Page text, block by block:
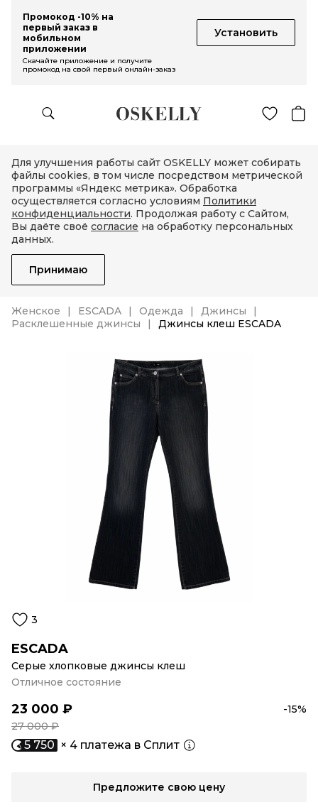
Промокод -10% на
первый заказ в
мобильном
приложении
Установить
Скачайте приложение и получите
промокод на свой первый онлайн-заказ
Для улучшения работы сайт OSKELLY может собирать
файлы cookies, в том числе посредством метрической
программы «Яндекс метрика». Обработка
осуществляется согласно условиям Политики
конфиденциальности. Продолжая работу с Сайтом,
Вы даёте своё согласие на обработку персональных
данных.
Принимаю
Женское ESCADA Одежда
Джинсы
Расклешенные джинсы
Джинсы клеш ESCADA
3
ESCADA
Серые хлопковые джинсы клеш
Отличное состояние
23 000 ₽
-15%
27 000 ₽
5 750 × 4 платежа в Сплит
Предложите свою цену